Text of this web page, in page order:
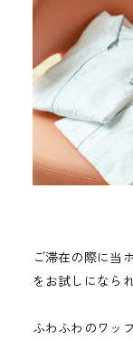
0
日
ご滞在の際に当
をお試しになら
ふわふわのワッ